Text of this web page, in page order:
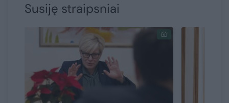
Susiję straipsniai